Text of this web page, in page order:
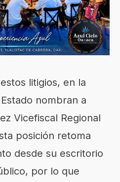
litigios, en la
nombran a
Vicefiscal Regional
posición retoma
desde su escritorio
por lo que